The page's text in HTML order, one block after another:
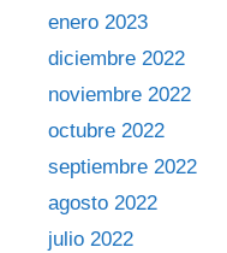
enero 2023
diciembre 2022
noviembre 2022
octubre 2022
septiembre 2022
agosto 2022
julio 2022